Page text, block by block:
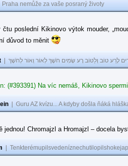
Praha nemůže za vaše posraný životy
čtu poslední Kikinovo výtok mouder,
důvod to měnit
לָרַע טוֹב וְלַטּוֹב רָע שָׂמִים חֹשֶׁךְ לְאוֹר וְאוֹר לְחֹשֶׁךְ
(#393391) Na víc nemáš, Kikinovo
Guru AZ kvízu... A kdyby došla ňáká
jednou! Chromajzl a Hromajzl – docela